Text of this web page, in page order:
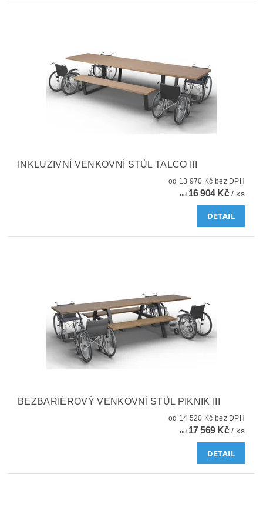
INKLUZIVNÍ VENKOVNÍ STŮL TALCO III
od 13 970 Kč bez DPH
od16 904 Kč/ ks
DETAIL
BEZBARIÉROVÝ VENKOVNÍ STŮL PIKNIK III
od 14 520 Kč bez DPH
od17 569 Kč/ ks
DETAIL